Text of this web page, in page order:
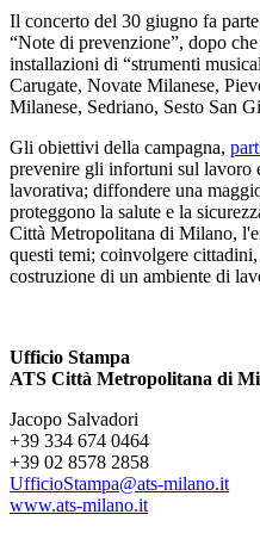
Il concerto del 30 giugno fa
“Note di prevenzione”, dopo
installazioni di “strumenti
Carugate, Novate Milanese,
Milanese, Sedriano, Sesto San
Gli obiettivi della campagna,
prevenire gli infortuni sul lavoro
lavorativa; diffondere una
proteggono la salute e la
Città Metropolitana di Milano,
questi temi; coinvolgere
costruzione di un ambiente di
Ufficio Stampa
ATS Città Metropolitana di
Jacopo Salvadori
+39 334 674 0464
+39 02 8578 2858
UfficioStampa@ats-milano.it
www.ats-milano.it